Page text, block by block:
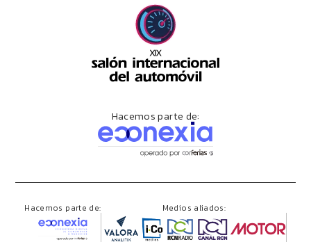
Hacemos parte de:
Hacemos parte de: Medios aliados: